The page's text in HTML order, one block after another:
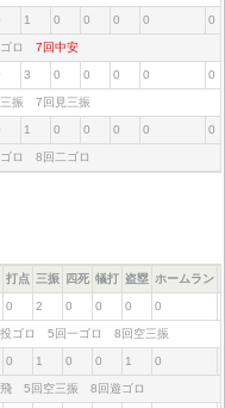
1 0 0 0 0 0
ゴロ 7回中安
3 0 0 0 0 0
三振 7回見三振
1 0 0 0 0 0
ゴロ 8回二ゴロ
打点 三振 四死 犠打 盗塁 ホームラン
0 2 0 0 0 0
投ゴロ 5回一ゴロ 8回空三振
0 1 0 0 1 0
飛 5回空三振 8回遊ゴロ